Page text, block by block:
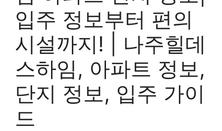
입주 정보부터 편의
시설까지! | 나주힐데
스하임, 아파트 정보,
단지 정보, 입주 가이
드